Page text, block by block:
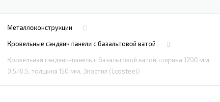
Металлоконструкции
Кровельные сэндвич панели c базальтовой ватой
Кровельная сэндвич-панель с базальтовой ватой, ширина 1200 мм,
0.5/0.5, толщина 150 мм, Экостил (Ecosteel)